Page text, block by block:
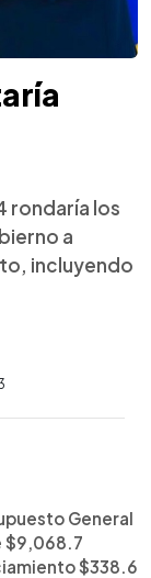
rondaría los
a
incluyendo
General
$9,068.7
$338.6